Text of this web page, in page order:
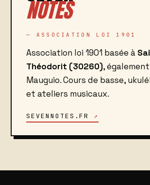
NOTES
— ASSOCIATION LOI 1901
Association loi 1901 basée à
Théodorit (30260),
Mauguio. Cours de basse,
et ateliers musicaux.
SEVENNOTES.FR